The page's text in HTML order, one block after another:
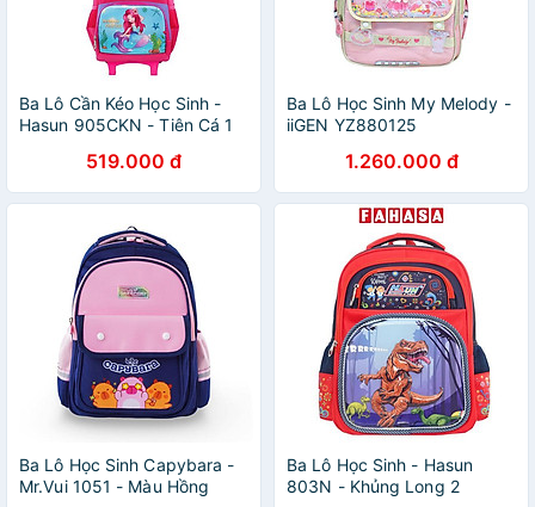
Ba Lô Cần Kéo Học Sinh -
Hasun 905CKN - Tiên Cá 1
519.000 đ
Ba Lô Học Sinh My Melody -
iiGEN YZ880125
1.260.000 đ
Ba Lô Học Sinh Capybara -
Mr.Vui 1051 - Màu Hồng
Ba Lô Học Sinh - Hasun
803N - Khủng Long 2